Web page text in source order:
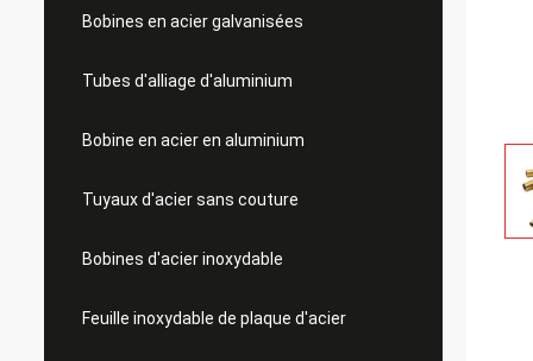
Bobines en acier galvanisées
Tubes d'alliage d'aluminium
Bobine en acier en aluminium
Tuyaux d'acier sans couture
Bobines d'acier inoxydable
Feuille inoxydable de plaque d'acier